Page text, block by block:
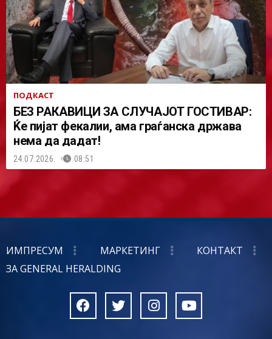
ПОДКАСТ
БЕЗ РАКАВИЦИ ЗА СЛУЧАЈОТ ГОСТИВАР:
Ќе пијат фекалии, ама граѓанска држава
нема да дадат!
24.07.2026. 08:51
ИМПРЕСУМ МАРКЕТИНГ
КОНТАКТ
ЗА GENERAL HERALDING